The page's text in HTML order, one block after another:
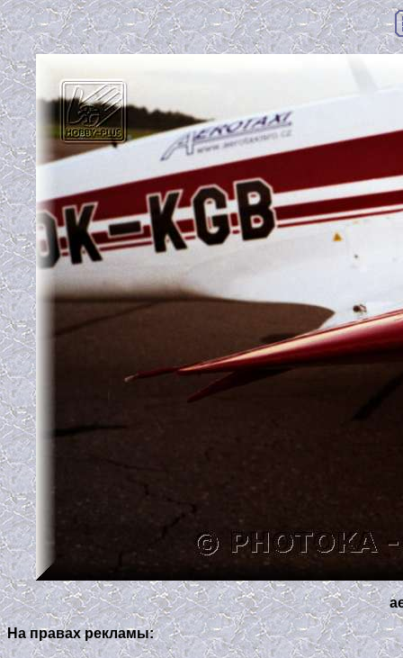
На правах рекламы: